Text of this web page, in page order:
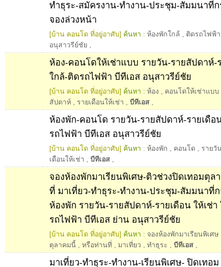
ทำธุระ-สมัครงาน-ทำงาน-ประชุม-สัมมนาที่ก
จองล่วงหน้า
[บ้าน คอนโด ที่อยู่อาศับ] ค้นหา : ห้องพักใกล้ ติดรถไฟฟ้า
อนุสาวรีย์ชัย
ห้อง-คอนโดให้เช่าแบบ รายวัน-รายสัปดาห์-
ใกล้-ติดรถไฟฟ้า บีทีเอส อนุสาวรีย์ชัย
[บ้าน คอนโด ที่อยู่อาศับ] ค้นหา : ห้อง คอนโดให้เช่าแบบ
สัปดาห์
รายเดือนให้เช่า บีทีเอส
ห้องพัก-คอนโด รายวัน-รายสัปดาห์-รายเดือ
รถไฟฟ้า บีทีเอส อนุสาวรีย์ชัย
[บ้าน คอนโด ที่อยู่อาศับ] ค้นหา : ห้องพัก คอนโด
รายวั
เดือนให้เช่า
บีทีเอส
จองห้องพักมาเรียนพิเศษ-ติวช่วงปิดเทอมตุ
ที่ มาเที่ยว-ทำธุระ-ทำงาน-ประชุม-สัมมนาที่ก
ห้องพัก รายวัน-รายสัปดาห์-รายเดือน ให้เช่า
รถไฟฟ้า บีทีเอส ย่าน อนุสาวรีย์ชัย
[บ้าน คอนโด ที่อยู่อาศับ] ค้นหา : จองห้องพักมาเรียนพิเศษ
ตุลาคมนี้
หรือท่านที่ มาเที่ยว ทำธุระ บีทีเอส
มาเที่ยว-ทำธุระ-ทำงาน-เรียนพิเศษ- ปิดเทอ